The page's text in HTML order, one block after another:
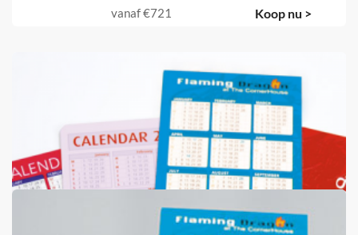
vanaf€721 Koop nu >